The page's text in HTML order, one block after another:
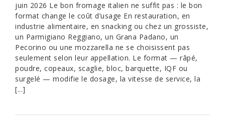
juin 2026 Le bon fromage italien ne suffit pas : le bon
format change le coût d’usage En restauration, en
industrie alimentaire, en snacking ou chez un grossiste,
un Parmigiano Reggiano, un Grana Padano, un
Pecorino ou une mozzarella ne se choisissent pas
seulement selon leur appellation. Le format — râpé,
poudre, copeaux, scaglie, bloc, barquette, IQF ou
surgelé — modifie le dosage, la vitesse de service, la
[...]